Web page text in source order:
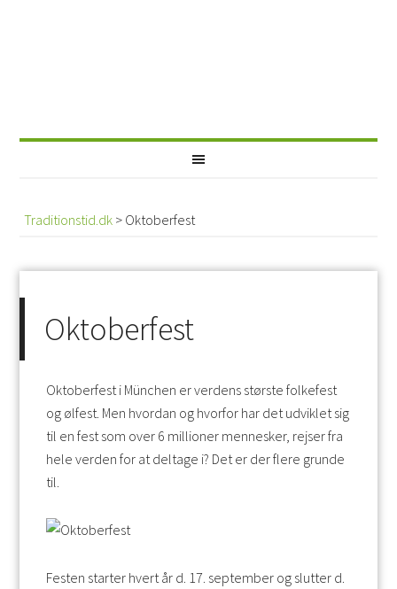
Traditionstid.dk > Oktoberfest
Oktoberfest
Oktoberfest i München er verdens største folkefest
og ølfest. Men hvordan og hvorfor har det udviklet sig
til en fest som over 6 millioner mennesker, rejser fra
hele verden for at deltage i? Det er der flere grunde
til.
Festen starter hvert år d. 17. september og slutter d.